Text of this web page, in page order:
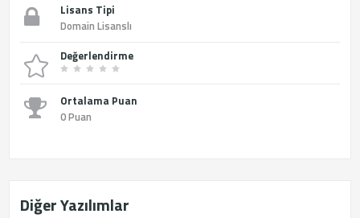
Lisans Tipi
Domain Lisanslı
Değerlendirme
Ortalama Puan
0 Puan
Diğer Yazılımlar